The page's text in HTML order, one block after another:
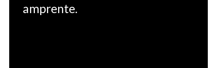
amprente.